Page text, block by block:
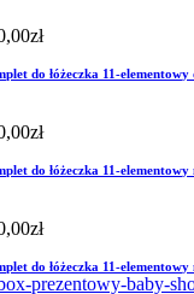
zł
do łóżeczka 11-
zł
do łóżeczka 11-
zł
do łóżeczka 11-elementowy